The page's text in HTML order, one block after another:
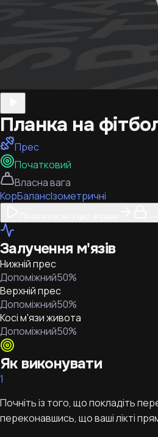
Планка на
Прес
Початковий
Власна вага
КорБалансІзометричні
Залучення м'язів
Нижній прес
Допоміжний50%
Верхній прес
Допоміжний50%
Косі м'язи живота
Допоміжний50%
Як виконувати
1
Почніть із того, що покладіть
переконавшись, що ваші лікті